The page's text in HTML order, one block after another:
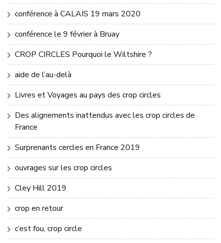
conférence à CALAIS 19 mars 2020
conférence le 9 février à Bruay
CROP CIRCLES Pourquoi le Wiltshire ?
aide de l’au-delà
Livres et Voyages au pays des crop circles
Des alignements inattendus avec les crop circles de
France
Surprenants cercles en France 2019
ouvrages sur les crop circles
Cley Hill 2019
crop en retour
c’est fou, crop circle